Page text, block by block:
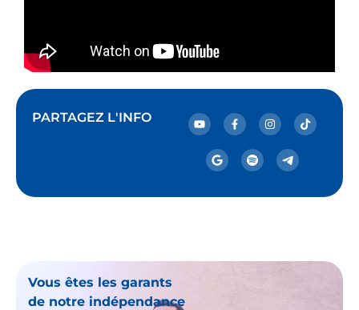
PARTAGEZ L'INFO
Vous êtes les garants
de notre indépendance